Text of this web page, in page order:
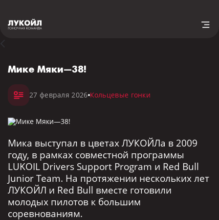
Мике Мяки—38!
27 февраля 2026 Кольцевые гонки
Мика выступал в цветах ЛУКОЙЛа в 2009
году, в рамках совместной программы
LUKOIL Drivers Support Program и Red Bull
Junior Team. На протяжении нескольких лет
ЛУКОЙЛ и Red Bull вместе готовили
молодых пилотов к большим
соревнованиям.